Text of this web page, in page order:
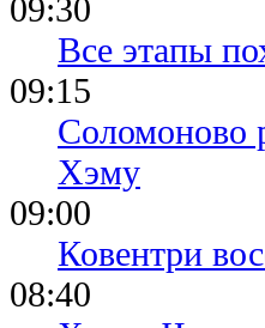
09:30
Все этапы
09:15
Соломоново
Хэму
09:00
Ковентри
08:40